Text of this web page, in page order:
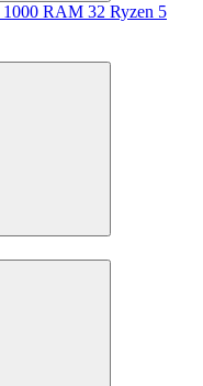
RAM 32 Ryzen 5